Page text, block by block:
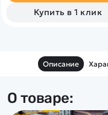
управление и полный
привод, коллекторный
масштаб 1:10, готовая к
эксплуатации.
Купить в 1 клик
Описание
О товаре: